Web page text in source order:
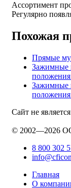
Ассортимент
Регулярно
Похожая
Прямые
Зажимные
Зажимные
Сайт не
© 2002—2026
8 800 302
Главная
О